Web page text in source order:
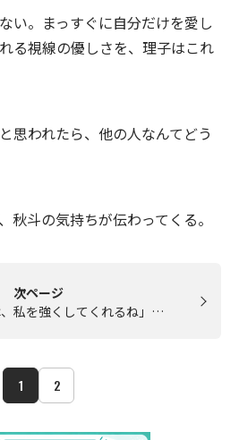
い。まっすぐに自分だけを愛し
る視線の優しさを、理子はこれ
思われたら、他の人なんてどう
秋斗の気持ちが伝わってくる。
次ページ
、私を強くしてくれるね」…
1 2